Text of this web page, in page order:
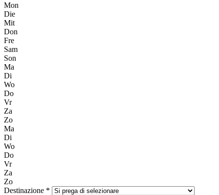
Mon
Die
Mit
Don
Fre
Sam
Son
Ma
Di
Wo
Do
Vr
Za
Zo
Ma
Di
Wo
Do
Vr
Za
Zo
Destinazione *